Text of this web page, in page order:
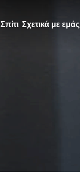
Σπίτι Σχετικά με εμάς